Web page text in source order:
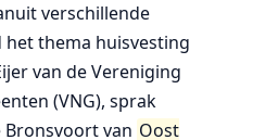
verschillende
thema huisvesting
van de Vereniging
(VNG), sprak
Bronsvoort van Oost